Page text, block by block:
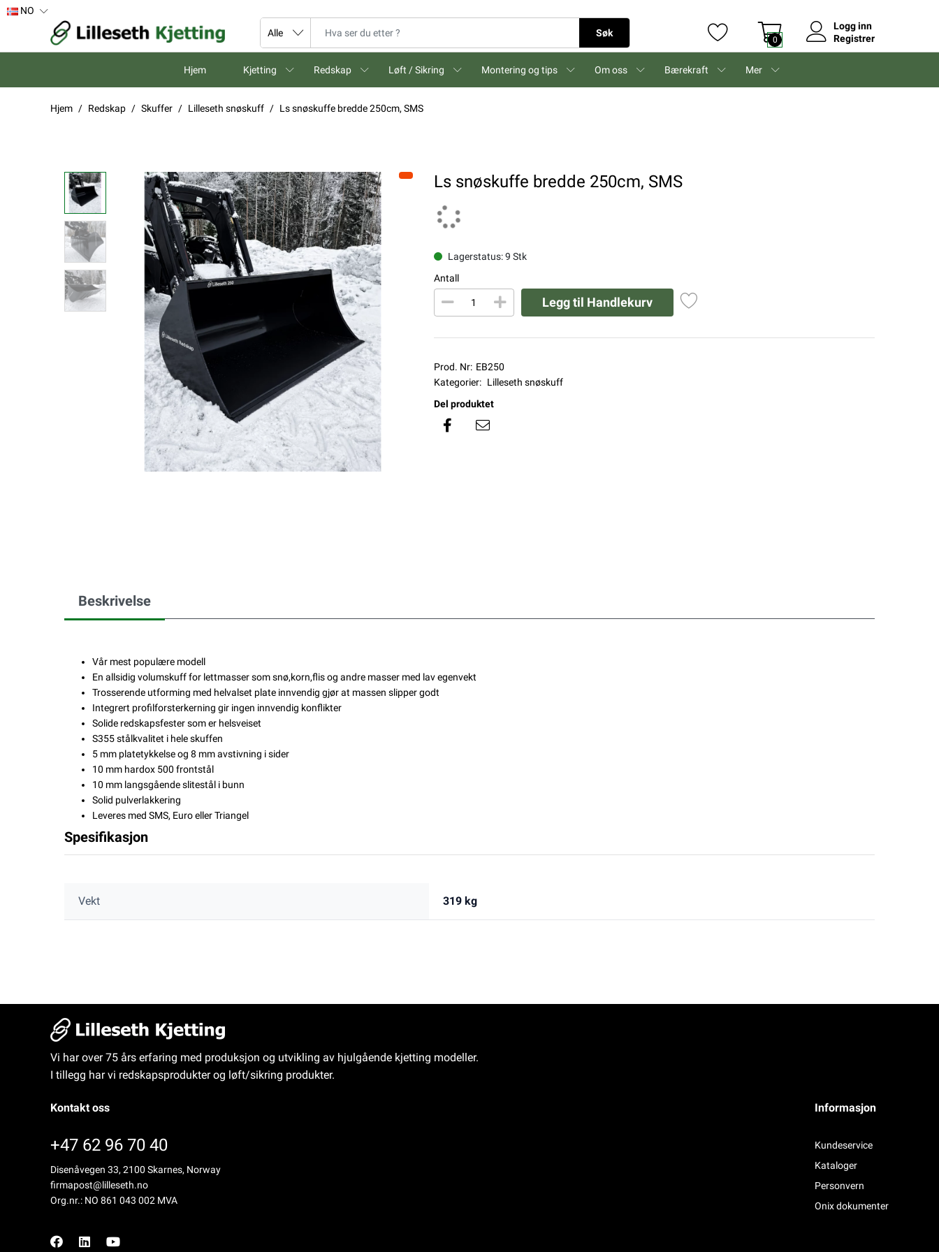
NO
Søk
0
Logg inn
Registrer
Hjem Kjetting Redskap Løft / Sikring Montering og tips Om oss Bærekraft Mer
Hjem Redskap Skuffer Lilleseth snøskuff Ls snøskuffe bredde 250cm, SMS
Ls snøskuffe bredde 250cm, SMS
Lagerstatus: 9 Stk
Antall
Legg til Handlekurv
Prod. Nr: EB250
Kategorier: Lilleseth snøskuff
Del produktet
Beskrivelse
Vår mest populære modell
En allsidig volumskuff for lettmasser som snø,korn,flis og andre masser med lav egenvekt
Trosserende utforming med helvalset plate innvendig gjør at massen slipper godt
Integrert profilforsterkerning gir ingen innvendig konflikter
Solide redskapsfester som er helsveiset
S355 stålkvalitet i hele skuffen
5 mm platetykkelse og 8 mm avstivning i sider
10 mm hardox 500 frontstål
10 mm langsgående slitestål i bunn
Solid pulverlakkering
Leveres med SMS, Euro eller Triangel
Spesifikasjon
Vekt 319 kg
Vi har over 75 års erfaring med produksjon og utvikling av hjulgående kjetting modeller.
I tillegg har vi redskapsprodukter og løft/sikring produkter.
Kontakt oss
+47 62 96 70 40
Disenåvegen 33, 2100 Skarnes, Norway
firmapost@lilleseth.no
Org.nr.: NO 861 043 002 MVA
Informasjon
Kundeservice
Kataloger
Personvern
Onix dokumenter